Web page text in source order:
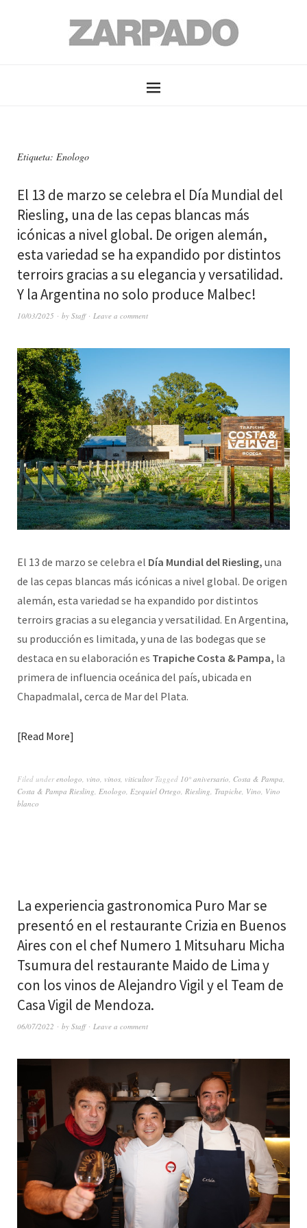
Etiqueta: Enologo
El 13 de marzo se celebra el Día Mundial del
Riesling, una de las cepas blancas más
icónicas a nivel global. De origen alemán,
esta variedad se ha expandido por distintos
terroirs gracias a su elegancia y versatilidad.
Y la Argentina no solo produce Malbec!
10/03/2025 by Staff Leave a comment
El 13 de marzo se celebra el Día Mundial del Riesling, una
de las cepas blancas más icónicas a nivel global. De origen
alemán, esta variedad se ha expandido por distintos
terroirs gracias a su elegancia y versatilidad. En Argentina,
su producción es limitada, y una de las bodegas que se
destaca en su elaboración es Trapiche Costa & Pampa, la
primera de influencia oceánica del país, ubicada en
Chapadmalal, cerca de Mar del Plata.
Read More
Filed underenologo, vino, vinos, viticultor Tagged 10° aniversario, Costa & Pampa,
Costa & Pampa Riesling, Enologo, Ezequiel Ortego, Riesling, Trapiche, Vino, Vino
blanco
La experiencia gastronomica Puro Mar se
presentó en el restaurante Crizia en Buenos
Aires con el chef Numero 1 Mitsuharu Micha
Tsumura del restaurante Maido de Lima y
con los vinos de Alejandro Vigil y el Team de
Casa Vigil de Mendoza.
06/07/2022 by Staff Leave a comment